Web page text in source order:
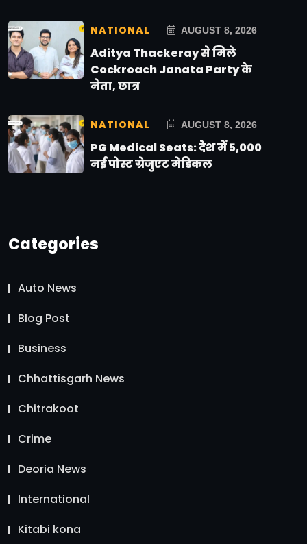
NATIONAL AUGUST 8, 2026
Aditya Thackeray से मिले
Cockroach Janata Party के
नेता, छात्र
NATIONAL AUGUST 8, 2026
PG Medical Seats: देश में 5,000
नई पोस्ट ग्रेजुएट मेडिकल
Categories
Auto News
Blog Post
Business
Chhattisgarh News
Chitrakoot
Crime
Deoria News
International
Kitabi kona